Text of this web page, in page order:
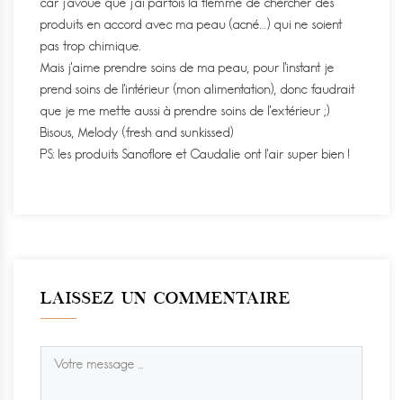
produits en accord avec ma peau (acné…) qui ne soient
pas trop chimique.
Mais j’aime prendre soins de ma peau, pour l’instant je
prend soins de l’intérieur (mon alimentation), donc faudrait
que je me mette aussi à prendre soins de l’extérieur ;)
Bisous, Melody (fresh and sunkissed)
PS: les produits Sanoflore et Caudalie ont l’air super bien !
LAISSEZ UN COMMENTAIRE